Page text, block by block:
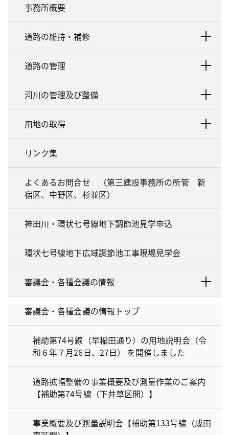
事務所概要
道路の維持・補修
道路の管理
河川の管理及び整備
用地の取得
リンク集
よくあるお問合せ （第三建設事務所の所管 新
宿区、中野区、杉並区）
神田川・環状七号線地下調節池見学申込
環状七号線地下広域調節池工事現場見学会
審議会・各種会議の情報
審議会・各種会議の情報トップ
補助第74号線（早稲田通り）の用地説明会（令
和６年７月26日、27日） を開催しました
道路拡幅整備の事業概要及び測量作業のご案内
【補助第74号線（下井草区間）】
事業概要及び測量説明会【補助第133号線（成田